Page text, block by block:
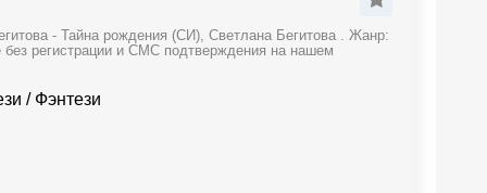
- Тайна рождения (СИ), Светлана Бегитова . Жанр:
без регистрации и СМС подтверждения на нашем
/ Фэнтези